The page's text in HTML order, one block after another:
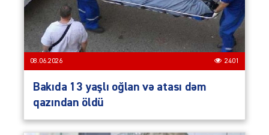
08.06.2026 2401
Bakıda 13 yaşlı oğlan və atası dəm
qazından öldü